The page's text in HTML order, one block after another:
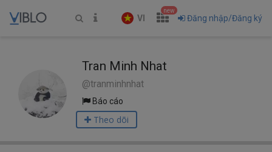
VI
new
Đăng nhập/Đăng ký
Tran Minh Nhat
@tranminhnhat
Báo cáo
Theo dõi